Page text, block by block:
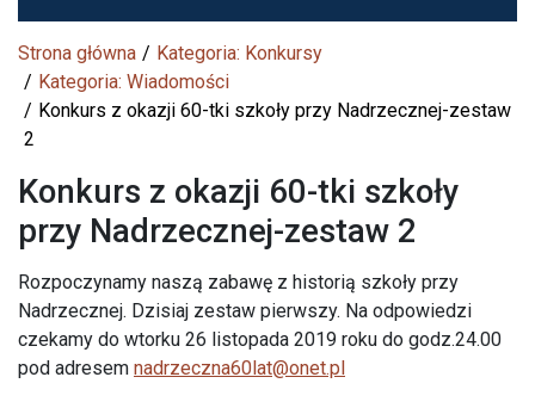
Strona główna
Kategoria: Konkursy
Kategoria: Wiadomości
Konkurs z okazji 60-tki szkoły przy Nadrzecznej-zestaw
2
Konkurs z okazji 60-tki szkoły
przy Nadrzecznej-zestaw 2
Rozpoczynamy naszą zabawę z historią szkoły przy
Nadrzecznej. Dzisiaj zestaw pierwszy. Na odpowiedzi
czekamy do wtorku 26 listopada 2019 roku do godz.24.00
pod adresem nadrzeczna60lat@onet.pl